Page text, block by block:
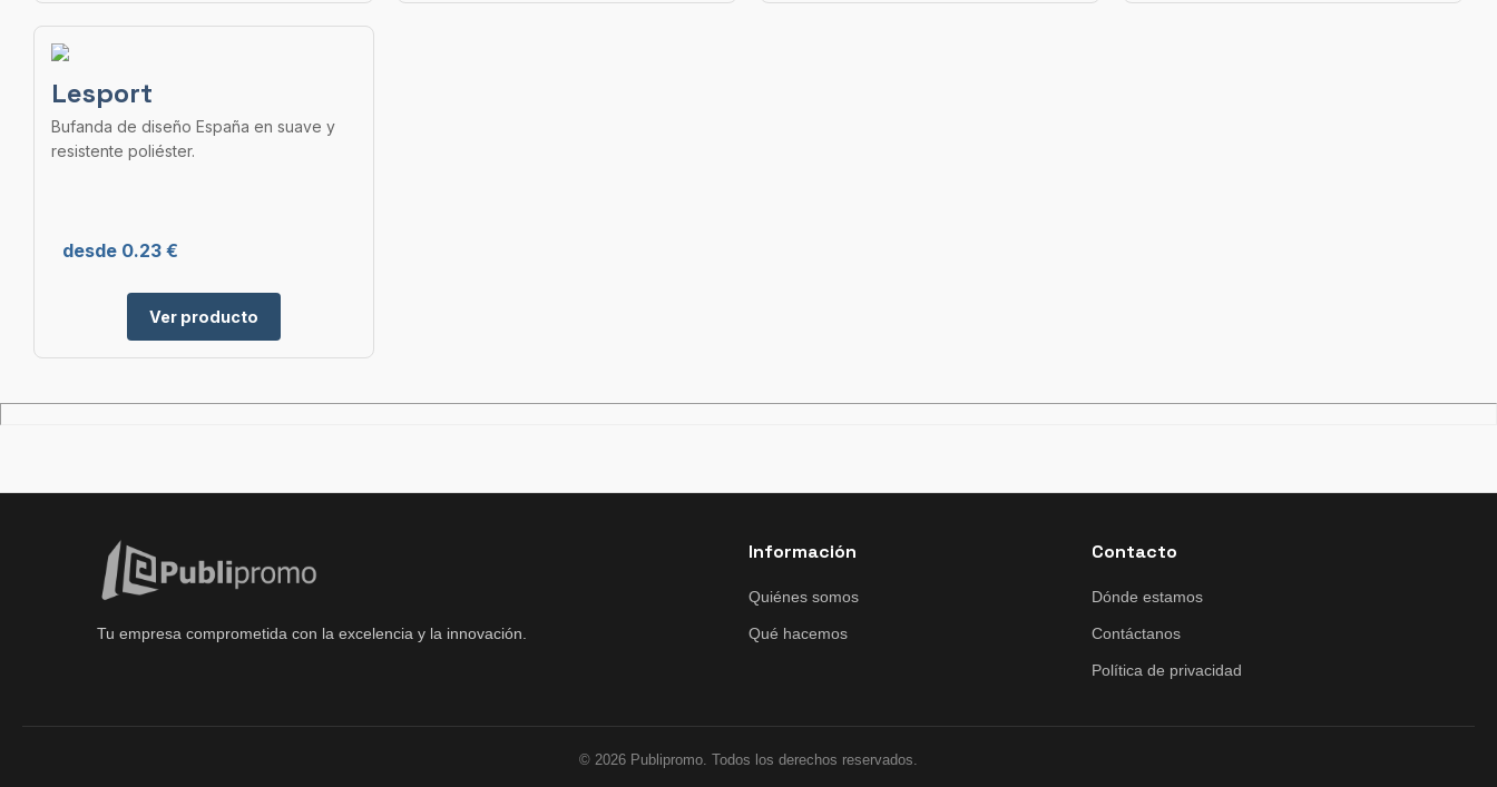
Lesport
Bufanda de diseño España en suave y
resistente poliéster.
desde 0.23 €
Ver producto
Tu empresa comprometida con la excelencia y la innovación.
Información
Quiénes somos
Qué hacemos
Contacto
Dónde estamos
Contáctanos
Política de privacidad
© 2026 Publipromo. Todos los derechos reservados.